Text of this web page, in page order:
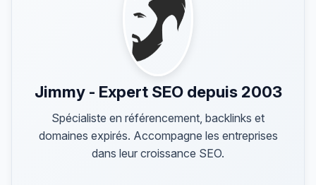
Jimmy - Expert SEO depuis 2003
Spécialiste en référencement, backlinks et
domaines expirés. Accompagne les entreprises
dans leur croissance SEO.